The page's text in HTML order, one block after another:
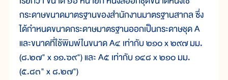
กระดาษขนาดมาตรฐานของสำนักงานมาตรฐานสากล ซึ่ง
ได้กำหนดขนาดกระดาษมาตรฐานออกเป็นกระดาษชุด A
และขนาดที่ใช้พิมพ์ในขนาด A๔ เท่ากับ ๒๑๐ x ๒๙๗ มม.
(๘.๒๗" x ๑๑.๖๙") และ A๕ เท่ากับ ๑๔๘ x ๒๑๐ มม.
(๕.๘๓" x ๘.๒๗")